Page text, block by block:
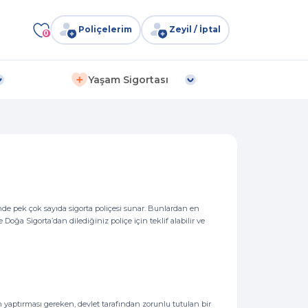
0 Poliçelerim Zeyil / İptal
Yaşam Sigortası
pek çok sayıda sigorta poliçesi sunar. Bunlardan en
Doğa Sigorta’dan dilediğiniz poliçe için teklif alabilir ve
yaptırması gereken, devlet tarafından zorunlu tutulan bir